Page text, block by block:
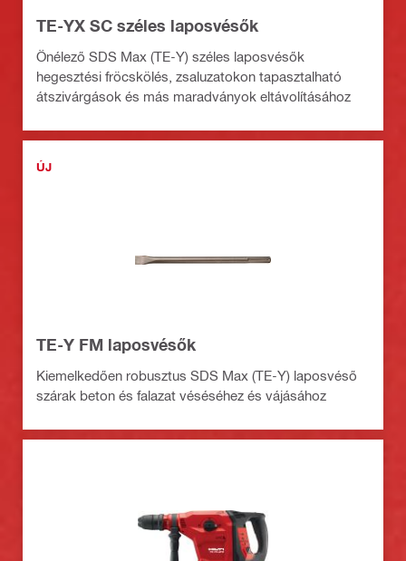
TE-YX SC széles laposvésők
Önélező SDS Max (TE-Y) széles laposvésők
hegesztési fröcskölés, zsaluzatokon tapasztalható
átszivárgások és más maradványok eltávolításához
ÚJ
TE-Y FM laposvésők
Kiemelkedően robusztus SDS Max (TE-Y) laposvéső
szárak beton és falazat véséséhez és vájásához